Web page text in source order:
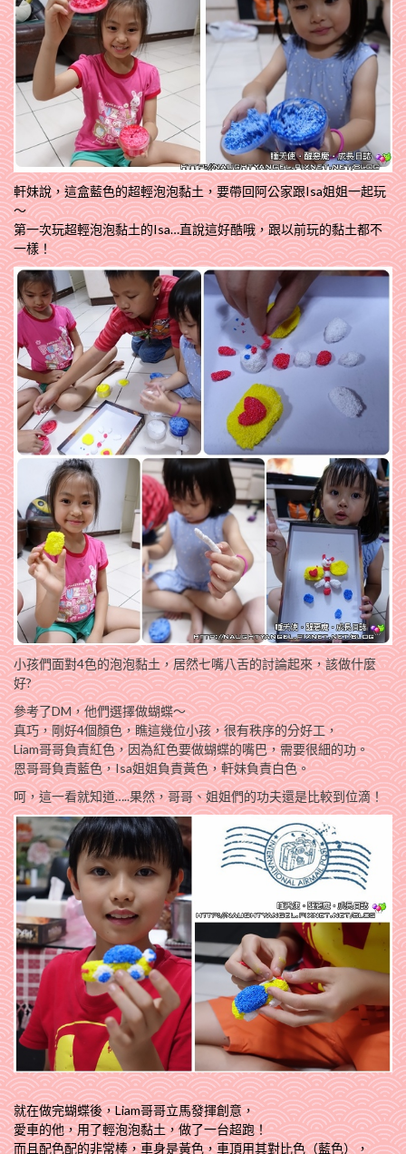
軒妹說，這盒藍色的超輕泡泡黏土，要帶回阿公家跟Isa姐姐一起玩
～
第一次玩超輕泡泡黏土的Isa…直說這好酷哦，跟以前玩的黏土都不
一樣！
小孩們面對4色的泡泡黏土，居然七嘴八舌的討論起來，該做什麼
好?
參考了DM，他們選擇做蝴蝶～
真巧，剛好4個顏色，瞧這幾位小孩，很有秩序的分好工，
Liam哥哥負責紅色，因為紅色要做蝴蝶的嘴巴，需要很細的功。
恩哥哥負責藍色，Isa姐姐負責黃色，軒妹負責白色。
呵，這一看就知道…..果然，哥哥、姐姐們的功夫還是比較到位滴！
就在做完蝴蝶後，Liam哥哥立馬發揮創意，
愛車的他，用了輕泡泡黏土，做了一台超跑！
而且配色配的非常棒，車身是黃色，車頂用其對比色（藍色），